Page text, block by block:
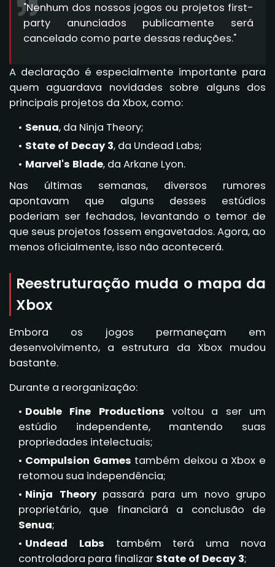
"Nenhum dos nossos jogos ou projetos first-
party anunciados publicamente será
cancelado como parte dessas reduções."
A declaração é especialmente importante para
quem aguardava novidades sobre alguns dos
principais projetos da Xbox, como:
Senua, da Ninja Theory;
State of Decay 3, da Undead Labs;
Marvel's Blade, da Arkane Lyon.
Nas últimas semanas, diversos rumores
apontavam que alguns desses estúdios
poderiam ser fechados, levantando o temor de
que seus projetos fossem engavetados. Agora, ao
menos oficialmente, isso não acontecerá.
Reestruturação muda o mapa da
Xbox
Embora os jogos permaneçam em
desenvolvimento, a estrutura da Xbox mudou
bastante.
Durante a reorganização:
Double Fine Productions voltou a ser um
estúdio independente, mantendo suas
propriedades intelectuais;
Compulsion Games também deixou a Xbox e
retomou sua independência;
Ninja Theorypassará para um novo grupo
proprietário, que financiará a conclusão de
Senua;
Undead Labs também terá uma nova
controladora para finalizar State of Decay 3;